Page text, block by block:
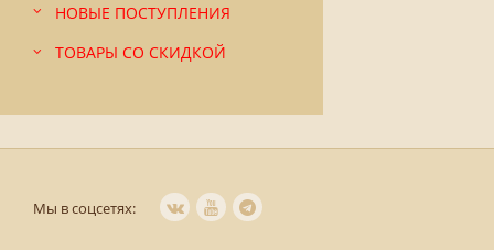
НОВЫЕ ПОСТУПЛЕНИЯ
ТОВАРЫ СО СКИДКОЙ
Мы в соцсетях: